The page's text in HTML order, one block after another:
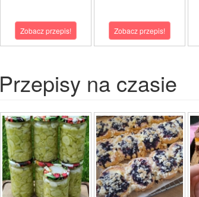
Zobacz przepis! Zobacz przepis!
Przepisy na czasie